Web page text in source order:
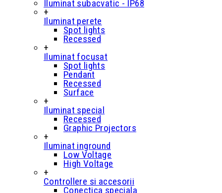
Iluminat subacvatic - IP68
+
Iluminat perete
Spot lights
Recessed
+
Iluminat focusat
Spot lights
Pendant
Recessed
Surface
+
Iluminat special
Recessed
Graphic Projectors
+
Iluminat inground
Low Voltage
High Voltage
+
Controllere si accesorii
Conectica speciala